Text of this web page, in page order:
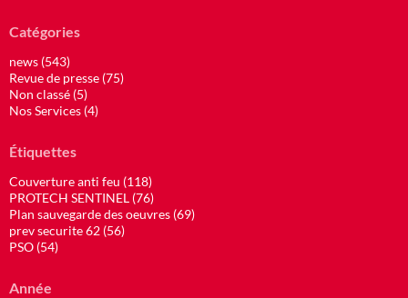
Catégories
news (543)
Revue de presse (75)
Non classé (5)
Nos Services (4)
Étiquettes
Couverture anti feu (118)
PROTECH SENTINEL (76)
Plan sauvegarde des oeuvres (69)
prev securite 62 (56)
PSO (54)
Année